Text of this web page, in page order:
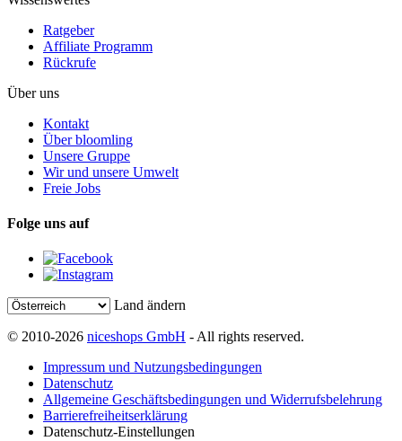
Ratgeber
Affiliate Programm
Rückrufe
Über uns
Kontakt
Über bloomling
Unsere Gruppe
Wir und unsere Umwelt
Freie Jobs
Folge uns auf
Land ändern
© 2010-2026 niceshops GmbH - All rights reserved.
Impressum und Nutzungsbedingungen
Datenschutz
Allgemeine Geschäftsbedingungen und Widerrufsbelehrung
Barrierefreiheitserklärung
Datenschutz-Einstellungen